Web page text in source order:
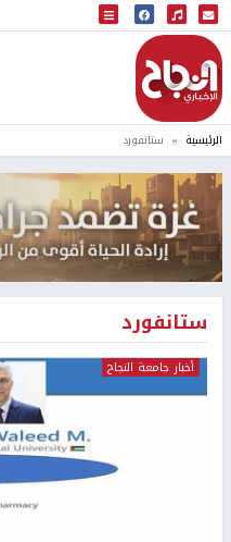
البث المباشر
إذاعة النجاح
الرئيسية ستانفورد
ستانفورد
أخبار جامعة النجاح